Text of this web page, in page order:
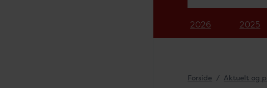
2026 2025
Forside Aktuelt og